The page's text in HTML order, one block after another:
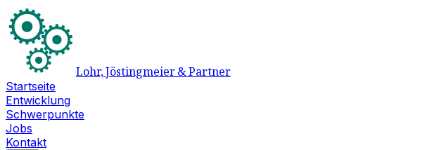
Lohr, Jöstingmeier & Partner
Startseite
Entwicklung
Schwerpunkte
Jobs
Kontakt